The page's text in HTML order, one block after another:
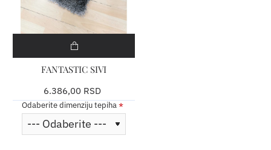
FANTASTIC SIVI
6.386,00 RSD
Odaberite dimenziju tepiha